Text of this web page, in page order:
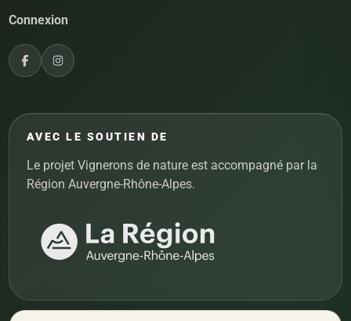
Connexion
AVEC LE SOUTIEN DE
Le projet Vignerons de nature est accompagné par la
Région Auvergne-Rhône-Alpes.